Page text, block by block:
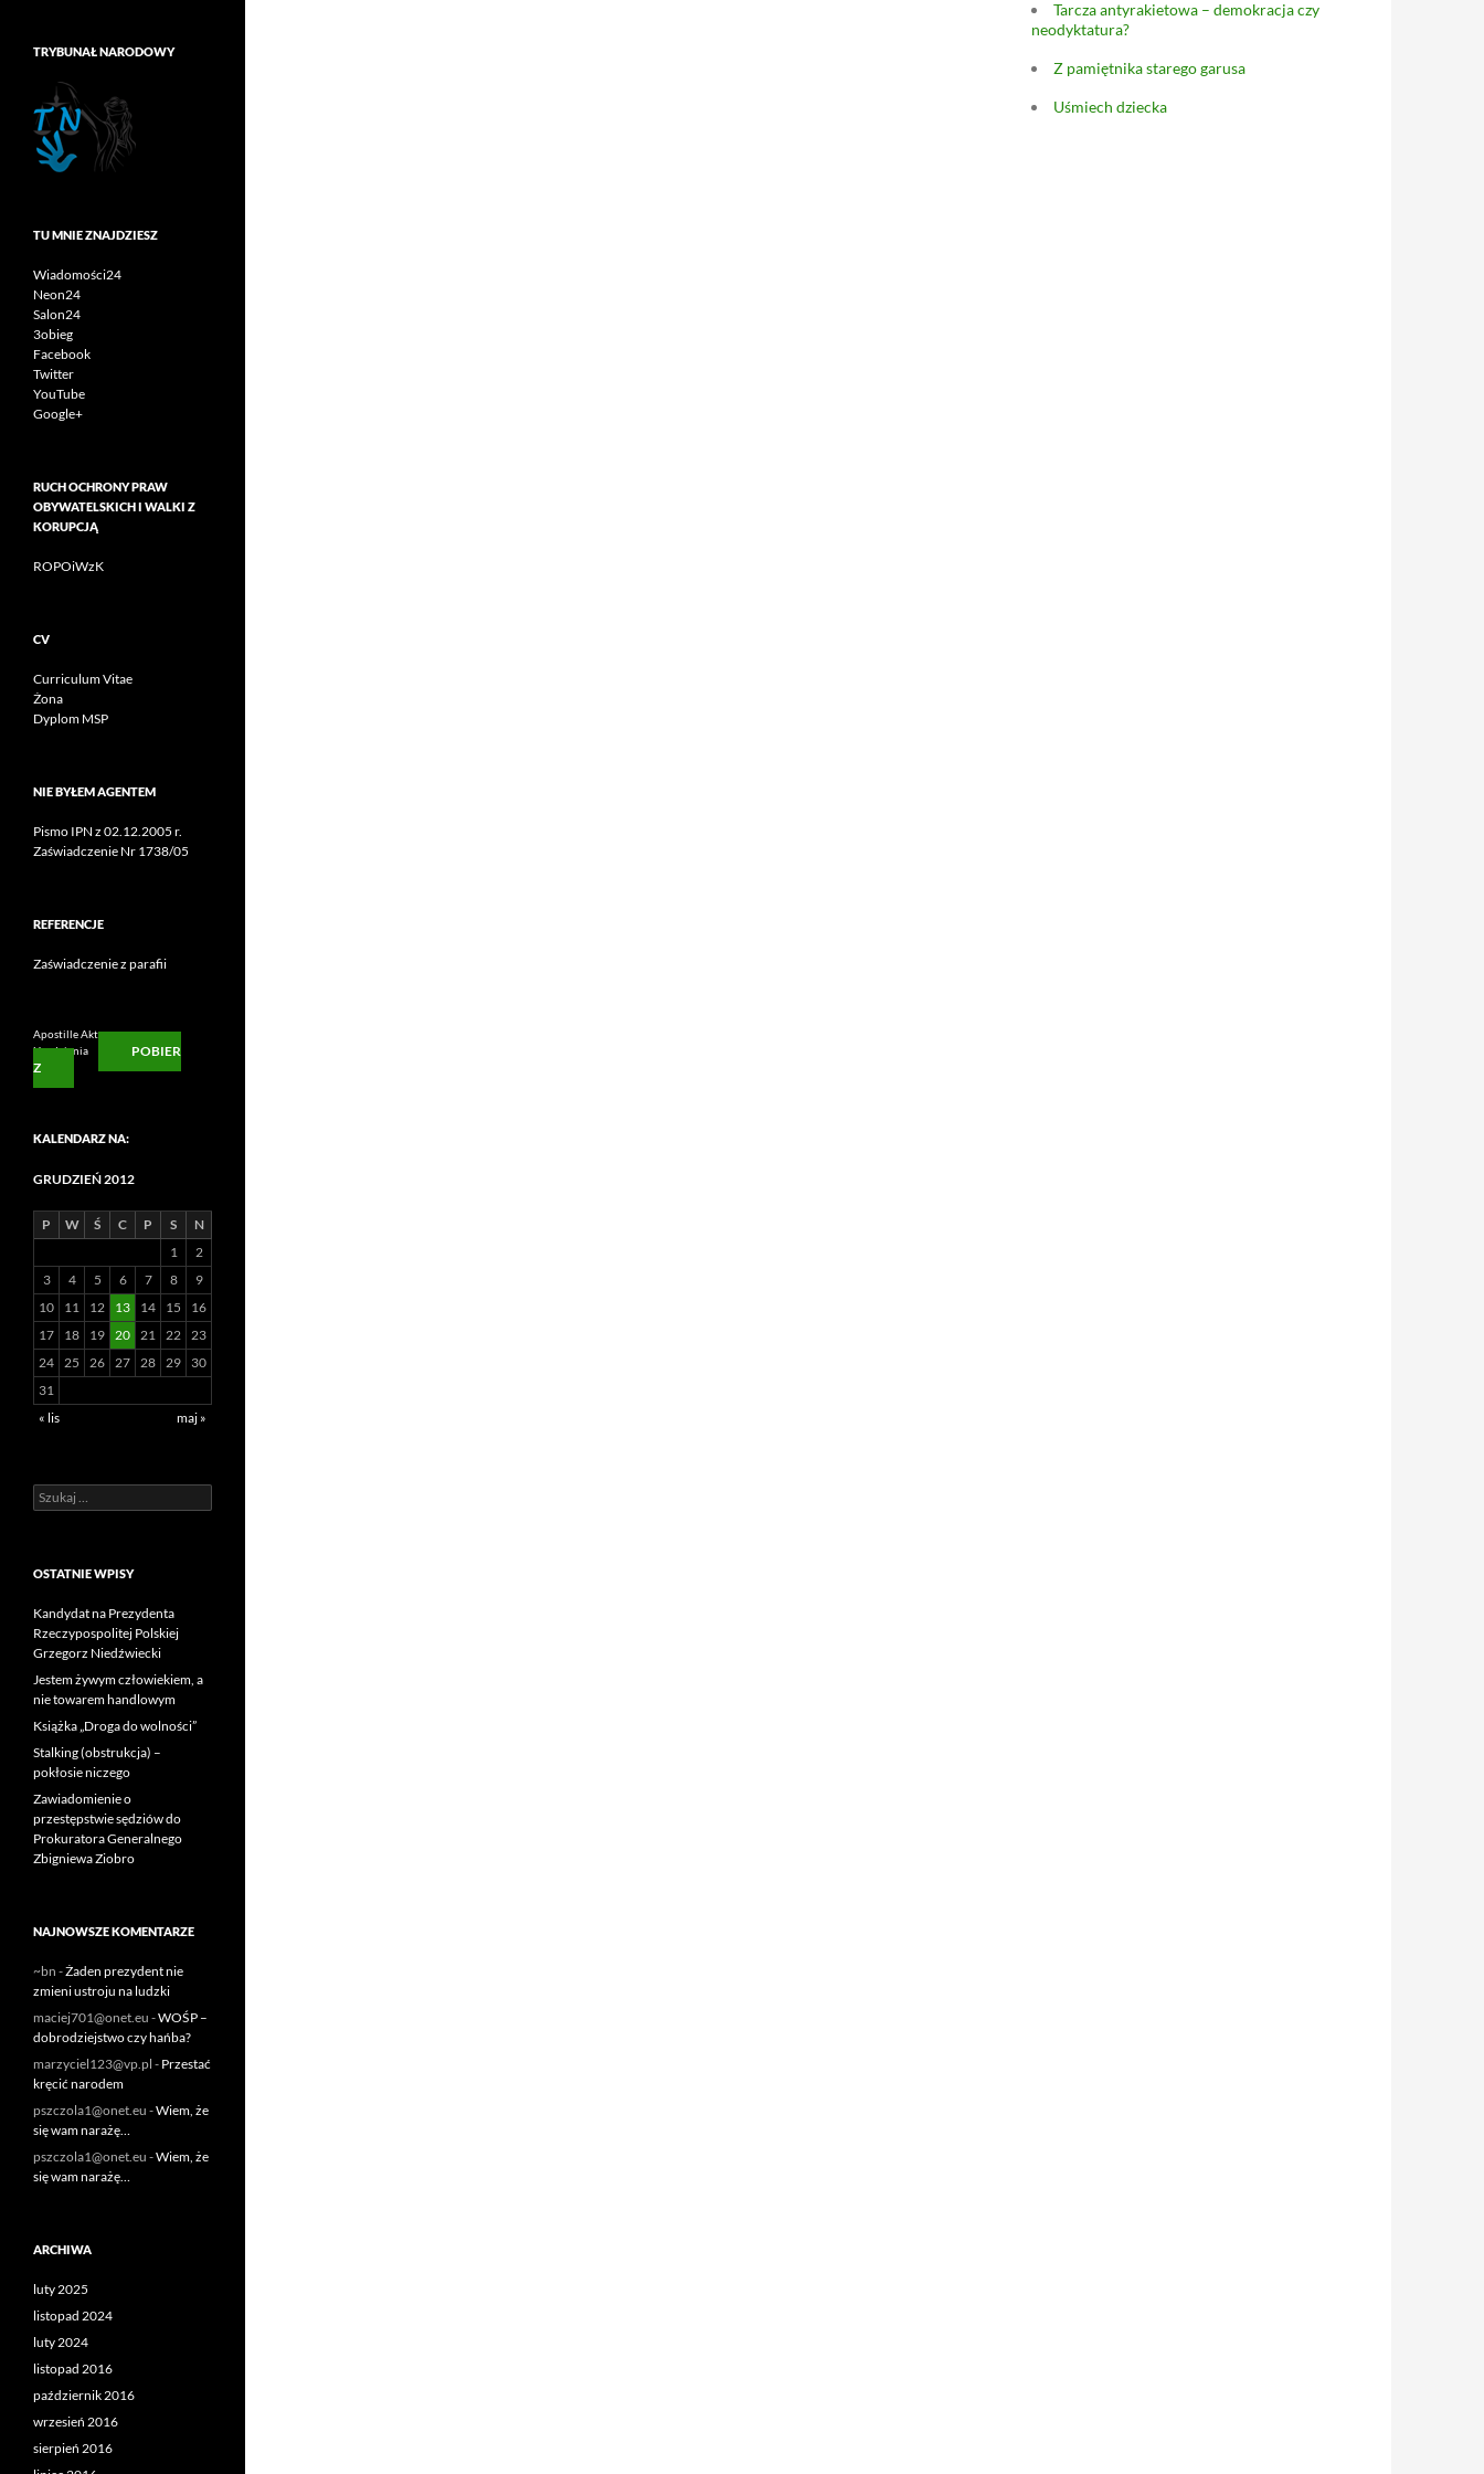
Tarcza antyrakietowa – demokracja czy
neodyktatura?
Z pamiętnika starego garusa
Uśmiech dziecka
TRYBUNAŁ NARODOWY
TU MNIE ZNAJDZIESZ
Wiadomości24
Neon24
Salon24
3obieg
Facebook
Twitter
YouTube
Google+
RUCH OCHRONY PRAW
OBYWATELSKICH I WALKI Z
KORUPCJĄ
ROPOiWzK
CV
Curriculum Vitae
Żona
Dyplom MSP
NIE BYŁEM AGENTEM
Pismo IPN z 02.12.2005 r.
Zaświadczenie Nr 1738/05
REFERENCJE
Zaświadczenie z parafii
Apostille Aktu
Urodzienia
POBIER
Z
KALENDARZ NA:
GRUDZIEŃ 2012
P W Ś C P S
N
1
2
3
4 5 6 7 8
9
10
11 12 13 14 15
16
17
18 19 20 21 22 23
24 25 26 27 28 29
30
31
« lis
maj »
Szukaj:
OSTATNIE WPISY
Kandydat na Prezydenta
Rzeczypospolitej Polskiej
Grzegorz Niedźwiecki
Jestem żywym człowiekiem, a
nie towarem handlowym
Książka „Droga do wolności”
Stalking (obstrukcja) –
pokłosie niczego
Zawiadomienie o
przestępstwie sędziów do
Prokuratora Generalnego
Zbigniewa Ziobro
NAJNOWSZE KOMENTARZE
~bn -Żaden prezydent nie
zmieni ustroju na ludzki
maciej701@onet.eu -WOŚP –
dobrodziejstwo czy hańba?
marzyciel123@vp.pl - Przestać
kręcić narodem
pszczola1@onet.eu -Wiem, że
się wam narażę…
pszczola1@onet.eu -Wiem, że
się wam narażę…
ARCHIWA
luty 2025
listopad 2024
luty 2024
listopad 2016
październik 2016
wrzesień 2016
sierpień 2016